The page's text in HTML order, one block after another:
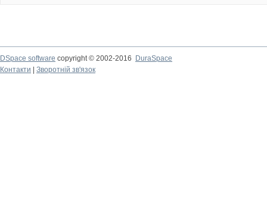
DSpace software copyright © 2002-2016
DuraSpace
Контакти
Зворотній зв'язок